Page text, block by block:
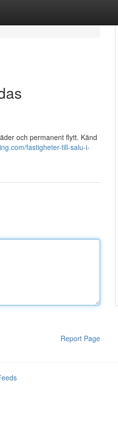
och permanent flytt. Känd
fastigheter-till-salu-i-
Report Page